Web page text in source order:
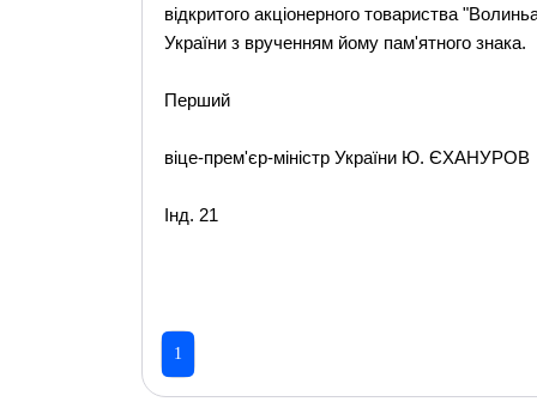
відкритого акціонерного товариства
України з врученням йому пам'ятного знака.
Перший
віце-прем'єр-міністр України Ю. ЄХАНУРОВ
Інд. 21
1